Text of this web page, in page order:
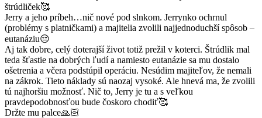
štrúdliček🥰
Jerry a jeho príbeh…nič nové pod slnkom. Jerrynko ochrnul
(problémy s platničkami) a majitelia zvolili najjednoduchší spôsob –
eutanáziu😔
Aj tak dobre, celý doterajší život totiž prežil v koterci. Štrúdlik mal
teda šťastie na dobrých ľudí a namiesto eutanázie sa mu dostalo
ošetrenia a včera podstúpil operáciu. Nesúdim majiteľov, že nemali
na zákrok. Tieto náklady sú naozaj vysoké. Ale hnevá ma, že zvolili
tú najhoršiu možnosť. Nič to, Jerry je tu a s veľkou
pravdepodobnosťou bude čoskoro chodiť🥰
Držte mu palce🙏🏻